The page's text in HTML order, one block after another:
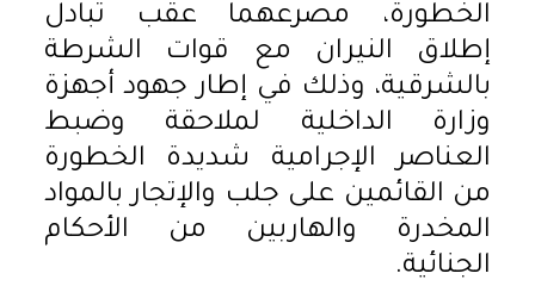
الخطورة، مصرعهما عقب تبادل
إطلاق النيران مع قوات الشرطة
بالشرقية، وذلك في إطار جهود أجهزة
وزارة الداخلية لملاحقة وضبط
العناصر الإجرامية شديدة الخطورة
من القائمين على جلب والإتجار بالمواد
المخدرة والهاربين من الأحكام
الجنائية.